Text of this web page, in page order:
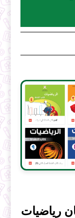
رياضيات